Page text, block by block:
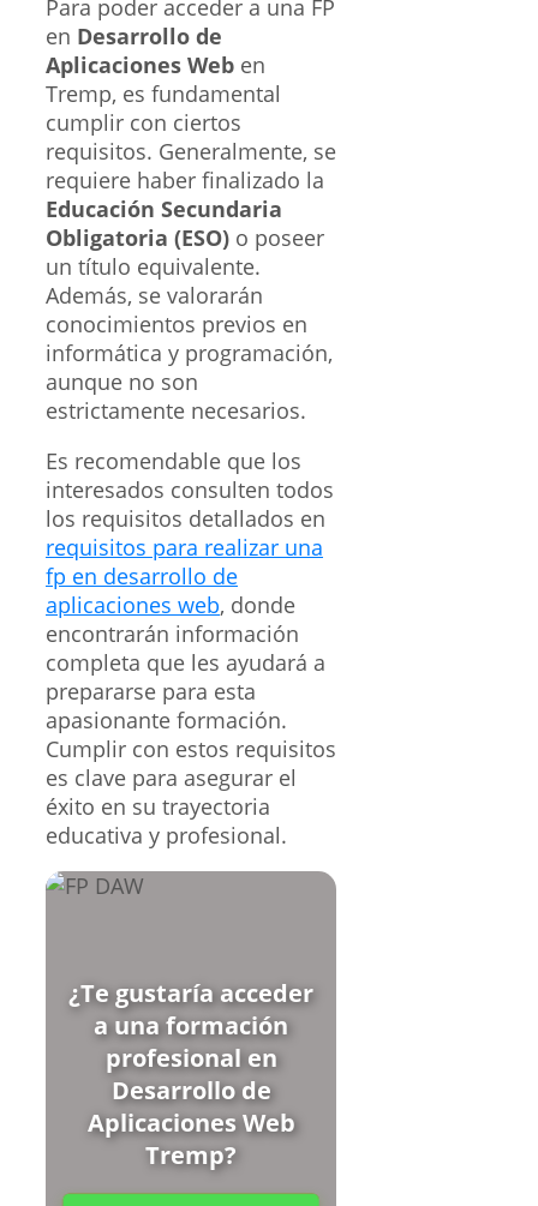
Para poder acceder a una FP
en Desarrollo de
Aplicaciones Web en
Tremp, es fundamental
cumplir con ciertos
requisitos. Generalmente, se
requiere haber finalizado la
Educación Secundaria
Obligatoria (ESO) o poseer
un título equivalente.
Además, se valorarán
conocimientos previos en
informática y programación,
aunque no son
estrictamente necesarios.
Es recomendable que los
interesados consulten todos
los requisitos detallados en
requisitos para realizar una
fp en desarrollo de
aplicaciones web, donde
encontrarán información
completa que les ayudará a
prepararse para esta
apasionante formación.
Cumplir con estos requisitos
es clave para asegurar el
éxito en su trayectoria
educativa y profesional.
¿Te gustaría acceder
a una formación
profesional en
Desarrollo de
Aplicaciones Web
Tremp?